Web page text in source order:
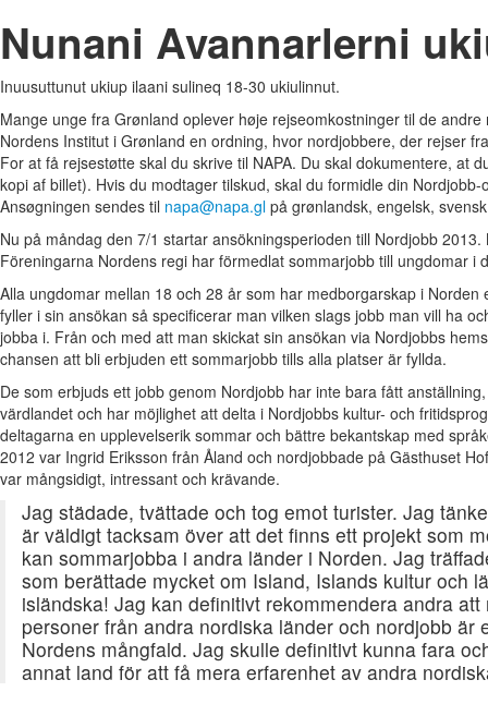
Nunani Avannarlerni
Inuusuttunut ukiup ilaani sulineq 18-30 ukiulinnut.
Mange unge fra Grønland oplever høje rejseomkostninger til de
Nordens Institut i Grønland en ordning, hvor nordjobbere, der rejser
For at få rejsestøtte skal du skrive til NAPA. Du skal dokumentere, at
kopi af billet). Hvis du modtager tilskud, skal du formidle din
Ansøgningen sendes til napa@napa.gl på grønlandsk, engelsk,
Nu på måndag den 7/1 startar ansökningsperioden till Nordjobb
Föreningarna Nordens regi har förmedlat sommarjobb till ungdomar i
Alla ungdomar mellan 18 och 28 år som har medborgarskap i
fyller i sin ansökan så specificerar man vilken slags jobb man vill ha
jobba i. Från och med att man skickat sin ansökan via Nordjobbs
chansen att bli erbjuden ett sommarjobb tills alla platser är fyllda.
De som erbjuds ett jobb genom Nordjobb har inte bara fått
värdlandet och har möjlighet att delta i Nordjobbs kultur- och
deltagarna en upplevelserik sommar och bättre bekantskap med
2012 var Ingrid Eriksson från Åland och nordjobbade på Gästhuset
var mångsidigt, intressant och krävande.
Jag städade, tvättade och tog emot turister. Jag
är väldigt tacksam över att det finns ett projekt som
kan sommarjobba i andra länder i Norden. Jag
som berättade mycket om Island, Islands kultur och
isländska! Jag kan definitivt rekommendera andra
personer från andra nordiska länder och nordjobb är
Nordens mångfald. Jag skulle definitivt kunna fara
annat land för att få mera erfarenhet av andra